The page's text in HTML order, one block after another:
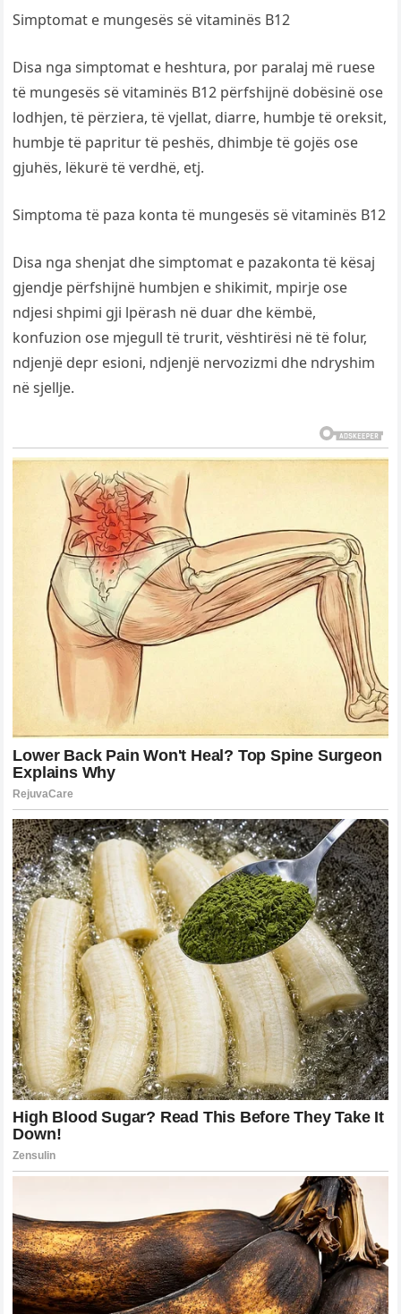
Simptomat e mungesës së vitaminës B12
Disa nga simptomat e heshtura, por paralaj më ruese
të mungesës së vitaminës B12 përfshijnë dobësinë ose
lodhjen, të përziera, të vjellat, diarre, humbje të oreksit,
humbje të papritur të peshës, dhimbje të gojës ose
gjuhës, lëkurë të verdhë, etj.
Simptoma të paza konta të mungesës së vitaminës B12
Disa nga shenjat dhe simptomat e pazakonta të kësaj
gjendje përfshijnë humbjen e shikimit, mpirje ose
ndjesi shpimi gji lpërash në duar dhe këmbë,
konfuzion ose mjegull të trurit, vështirësi në të folur,
ndjenjë depr esioni, ndjenjë nervozizmi dhe ndryshim
në sjellje.